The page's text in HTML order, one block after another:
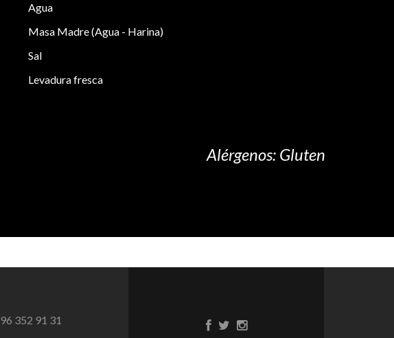
Agua
Masa Madre (Agua - Harina)
Sal
Levadura fresca
Alérgenos: Gluten
96 352 91 31
Enlace
EnlaceEnlace